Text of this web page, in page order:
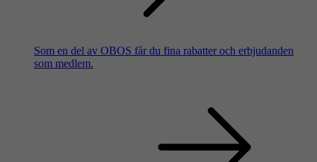
Som en del av OBOS får du fina rabatter och erbjudanden
som medlem.